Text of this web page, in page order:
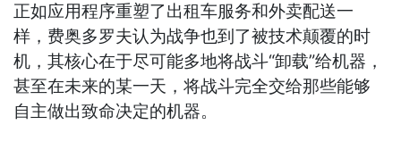
正如应用程序重塑了出租车服务和外卖配送一
样，费奥多罗夫认为战争也到了被技术颠覆的时
机，其核心在于尽可能多地将战斗“卸载”给机器，
甚至在未来的某一天，将战斗完全交给那些能够
自主做出致命决定的机器。